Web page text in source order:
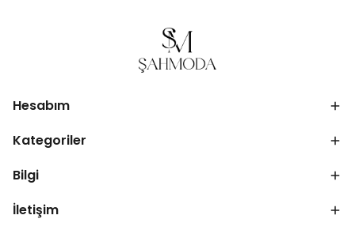
Hesabım
Kategoriler
Bilgi
İletişim